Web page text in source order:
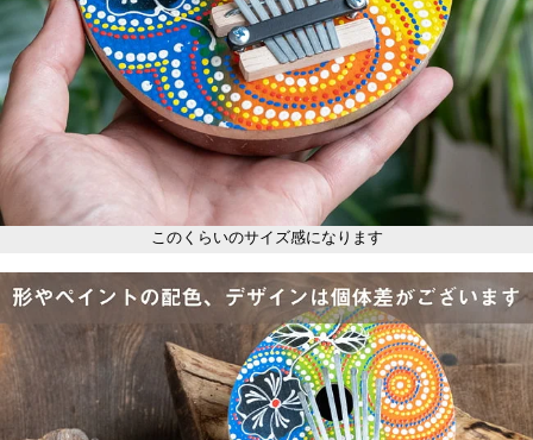
このくらいのサイズ感になります